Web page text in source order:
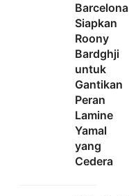
Barcelona
Siapkan
Roony
Bardghji
untuk
Gantikan
Peran
Lamine
Yamal
yang
Cedera